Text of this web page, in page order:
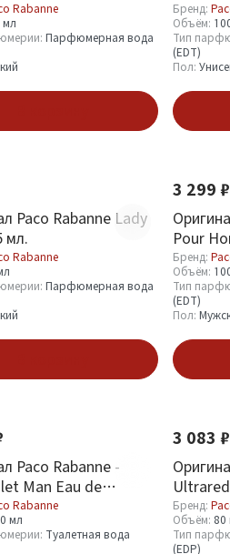
Rabanne
мл
Парфюмерная вода
Бренд:
Объём:
Тип
(EDT)
Пол:
Paco Rabanne Lady
мл.
Rabanne
Парфюмерная вода
3 299 ₽
Pour
Бренд:
Объём:
Тип
(EDT)
Пол:
Paco Rabanne -
Man Eau de
ml
Rabanne
мл
Туалетная вода
3 083 ₽
Бренд:
Объём: 80
Тип
(EDP)